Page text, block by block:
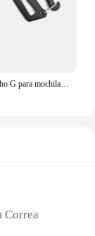
Hebillas de gancho G para mochila, Clips de liberación rápida de 25/38mm, 1/5/10 piezas, para equipaje, mochila de senderismo, al aire libre
Correa